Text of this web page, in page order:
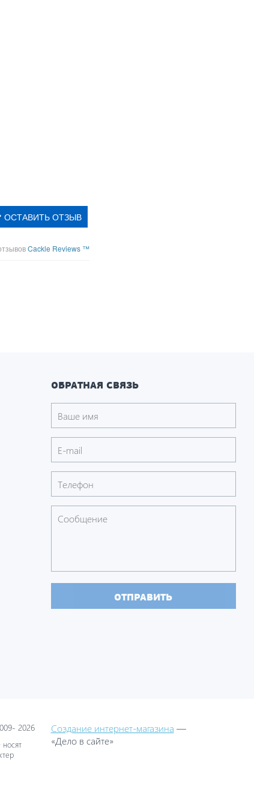
ОСТАВИТЬ ОТЗЫВ
Cackle Reviews ™
ОБРАТНАЯ СВЯЗЬ
ОТПРАВИТЬ
2026 Создание интернет-магазина —
«Дело в сайте»